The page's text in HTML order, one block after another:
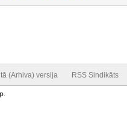
(Arhiva) versija RSS Sindikāts